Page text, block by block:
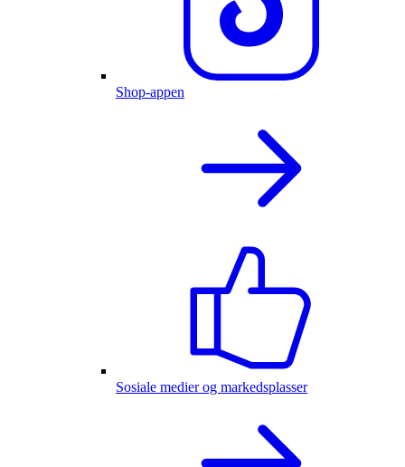
Shop-appen
Sosiale medier og markedsplasser